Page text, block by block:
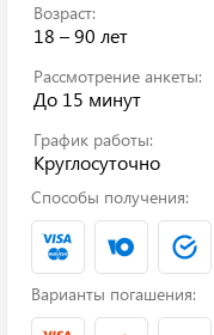
Возраст:
18 – 90 лет
Рассмотрение анкеты:
До 15 минут
График работы:
Круглосуточно
Способы получения:
Варианты погашения: